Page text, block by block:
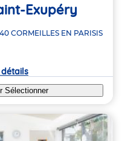
Exupéry
CORMEILLES EN PARISIS
Sélectionner